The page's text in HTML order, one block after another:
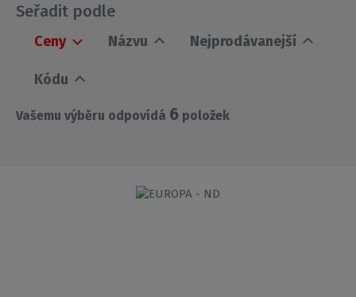
Seřadit podle
Ceny Názvu Nejprodávanejší
Kódu
Vašemu výběru odpovídá 6 položek